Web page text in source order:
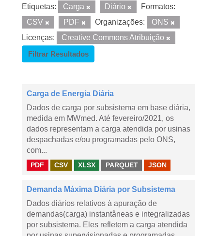
Etiquetas: Carga Diário
Formatos:
CSV
PDF Organizações:
ONS
Licenças:
Creative Commons Atribuição
Filtrar Resultados
Carga de Energia Diária
Dados de carga por subsistema em base diária,
medida em MWmed. Até fevereiro/2021, os
dados representam a carga atendida por usinas
despachadas e/ou programadas pelo ONS,
com...
PDF CSV XLSX PARQUET JSON
Demanda Máxima Diária por Subsistema
Dados diários relativos à apuração de
demandas(carga) instantâneas e integralizadas
por subsistema. Eles refletem a carga atendida